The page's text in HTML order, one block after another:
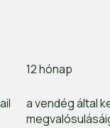
12 hónap
a vendég által